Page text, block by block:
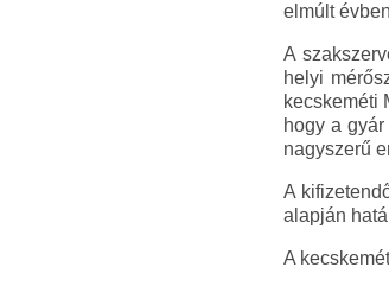
elmúlt
A
helyi
kecskeméti
hogy a
nagyszerű
A
alapján
A